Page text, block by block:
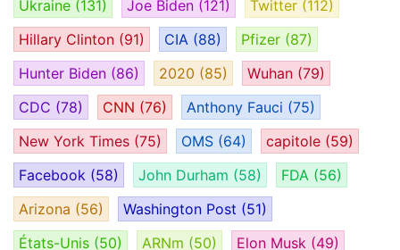
Ukraine (131) Joe Biden (121) Twitter (112)
Hillary Clinton (91) CIA (88) Pfizer (87)
Hunter Biden (86) 2020 (85) Wuhan (79)
CDC (78) CNN (76) Anthony Fauci (75)
New York Times (75) OMS (64) capitole (59)
Facebook (58) John Durham (58) FDA (56)
Arizona (56) Washington Post (51)
États-Unis (50) ARNm (50) Elon Musk (49)